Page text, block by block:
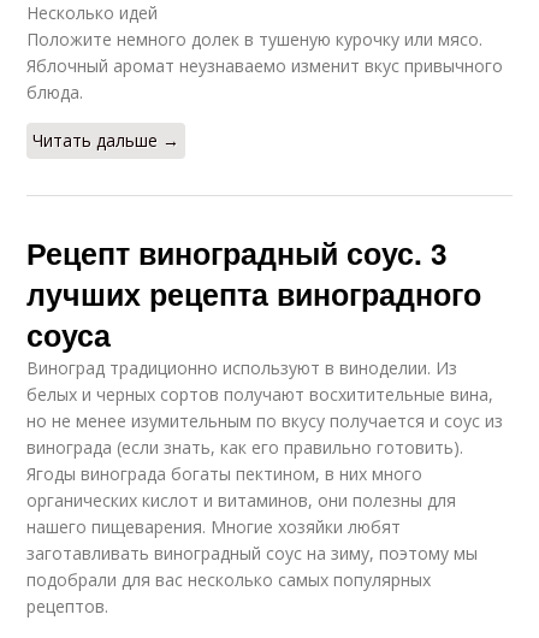
Несколько идей
Положите немного долек в тушеную курочку или мясо.
Яблочный аромат неузнаваемо изменит вкус привычного
блюда.
Читать дальше →
Рецепт виноградный соус. 3
лучших рецепта виноградного
соуса
Виноград традиционно используют в виноделии. Из
белых и черных сортов получают восхитительные вина,
но не менее изумительным по вкусу получается и соус из
винограда (если знать, как его правильно готовить).
Ягоды винограда богаты пектином, в них много
органических кислот и витаминов, они полезны для
нашего пищеварения. Многие хозяйки любят
заготавливать виноградный соус на зиму, поэтому мы
подобрали для вас несколько самых популярных
рецептов.